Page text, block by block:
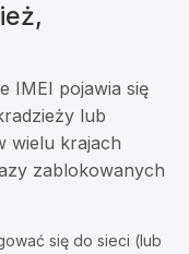
IMEI pojawia się
lub
wielu krajach
zablokowanych
się do sieci (lub